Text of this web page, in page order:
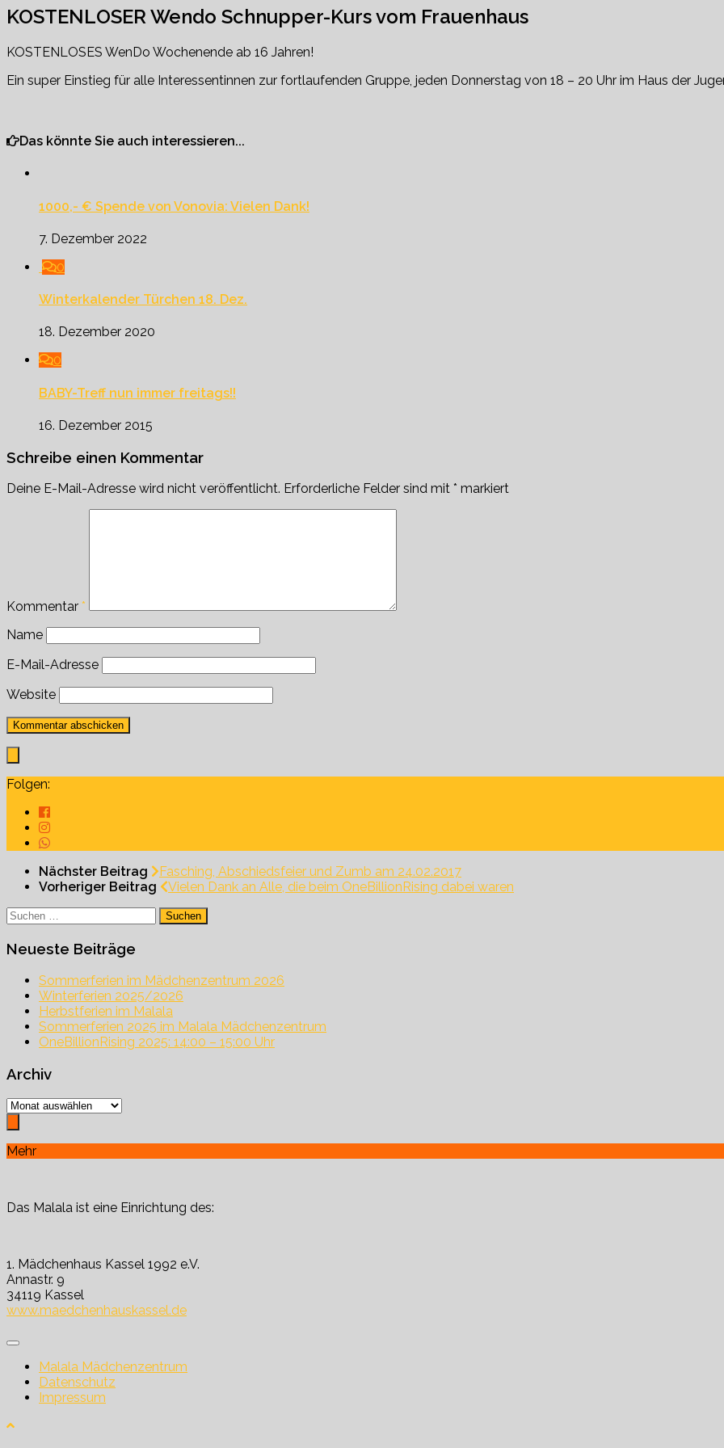
KOSTENLOSER Wendo Schnupper-Kurs vom Frauenhaus
KOSTENLOSES WenDo Wochenende ab 16 Jahren!
Ein super Einstieg für alle Interessentinnen zur fortlaufenden Gruppe, jeden Donnerstag von 18 – 20 Uhr im Haus der
Das könnte Sie auch interessieren...
1000,- € Spende von Vonovia: Vielen Dank!
7. Dezember 2022
0
Winterkalender Türchen 18. Dez.
18. Dezember 2020
0
BABY-Treff nun immer freitags!!
16. Dezember 2015
Schreibe einen Kommentar
Deine E-Mail-Adresse wird nicht veröffentlicht. Erforderliche Felder sind mit * markiert
Kommentar *
Name
E-Mail-Adresse
Website
Folgen:
Nächster Beitrag
Fasching, Abschiedsfeier und Zumb am 24.02.2017
Vorheriger Beitrag
Vielen Dank an Alle, die beim OneBillionRising dabei waren
Suchen
Neueste Beiträge
Sommerferien im Mädchenzentrum 2026
Winterferien 2025/2026
Herbstferien im Malala
Sommerferien 2025 im Malala Mädchenzentrum
OneBillionRising 2025: 14:00 – 15:00 Uhr
Archiv
Archiv
Mehr
Das Malala ist eine Einrichtung des:
1. Mädchenhaus Kassel 1992 e.V.
Annastr. 9
34119 Kassel
www.maedchenhauskassel.de
Malala Mädchenzentrum
Datenschutz
Impressum